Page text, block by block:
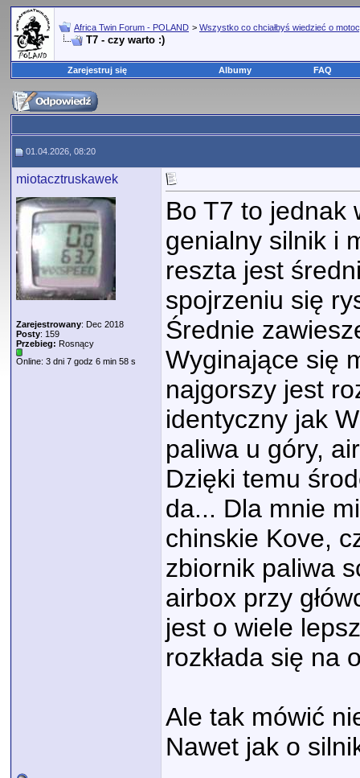
Africa Twin Forum - POLAND > Wszystko co chciałbyś wiedzieć o
T7 - czy warto :)
Zarejestruj się Albumy FAQ
01.04.2026, 08:20
miotacztruskawek
Zarejestrowany: Dec 2018
Posty: 159
Przebieg: Rosnący
Online: 3 dni 7 godz 6 min 58 s
Bo T7 to jednak
genialny silnik i
reszta jest
spojrzeniu się
Średnie
Wyginające się
najgorszy jest
identyczny jak
paliwa u góry,
Dzięki temu
da... Dla mnie
chinskie Kove,
zbiornik paliwa
airbox przy
jest o wiele
rozkłada się na
Ale tak mówić
Nawet jak o